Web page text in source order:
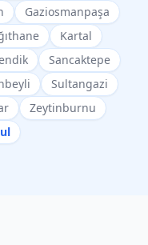
Gaziosmanpaşa
Kartal
Sancaktepe
Sultangazi
Zeytinburnu